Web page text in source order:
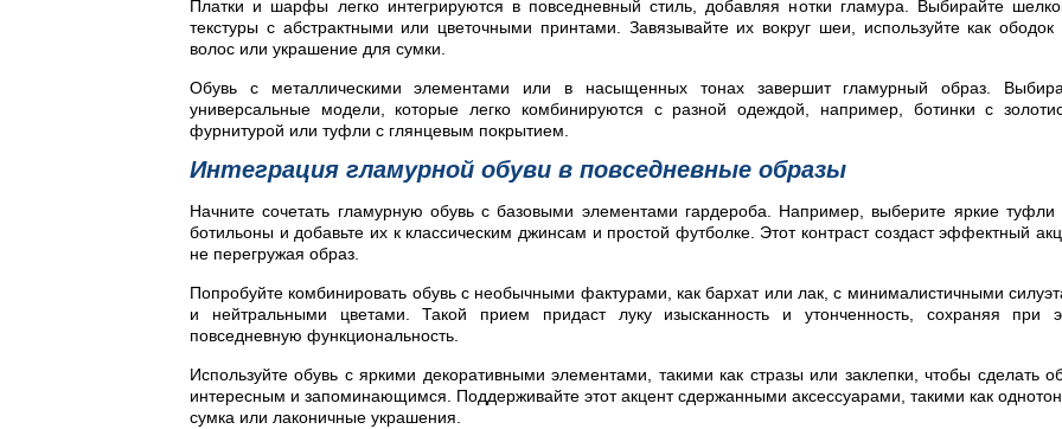
Платки и шарфы легко интегрируются в повседневный стиль, добавляя нотки гламура. Выбирайте
текстуры с абстрактными или цветочными принтами. Завязывайте их вокруг шеи, используйте как ободок
волос или украшение для сумки.
Обувь с металлическими элементами или в насыщенных тонах завершит гламурный образ.
универсальные модели, которые легко комбинируются с разной одеждой, например, ботинки с
фурнитурой или туфли с глянцевым покрытием.
Интеграция гламурной обуви в повседневные образы
Начните сочетать гламурную обувь с базовыми элементами гардероба. Например, выберите яркие туфли
ботильоны и добавьте их к классическим джинсам и простой футболке. Этот контраст создаст эффектный
не перегружая образ.
Попробуйте комбинировать обувь с необычными фактурами, как бархат или лак, с минималистичными
и нейтральными цветами. Такой прием придаст луку изысканность и утонченность, сохраняя при
повседневную функциональность.
Используйте обувь с яркими декоративными элементами, такими как стразы или заклепки, чтобы сделать
интересным и запоминающимся. Поддерживайте этот акцент сдержанными аксессуарами, такими как
сумка или лаконичные украшения.